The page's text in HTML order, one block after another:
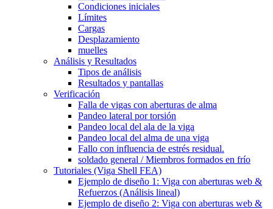
Condiciones iniciales
Límites
Cargas
Desplazamiento
muelles
Análisis y Resultados
Tipos de análisis
Resultados y pantallas
Verificación
Falla de vigas con aberturas de alma
Pandeo lateral por torsión
Pandeo local del ala de la viga
Pandeo local del alma de una viga
Fallo con influencia de estrés residual.
soldado general / Miembros formados en frío
Tutoriales (Viga Shell FEA)
Ejemplo de diseño 1: Viga con aberturas web &
Refuerzos (Análisis lineal)
Ejemplo de diseño 2: Viga con aberturas web &